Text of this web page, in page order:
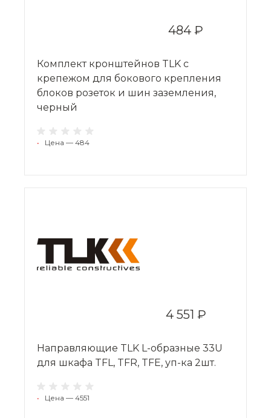
484 ₽
Комплект кронштейнов TLK с
крепежом для бокового крепления
блоков розеток и шин заземления,
черный
• Цена — 484
4 551 ₽
Направляющие TLK L-образные 33U
для шкафа TFL, TFR, TFE, уп-ка 2шт.
• Цена — 4551